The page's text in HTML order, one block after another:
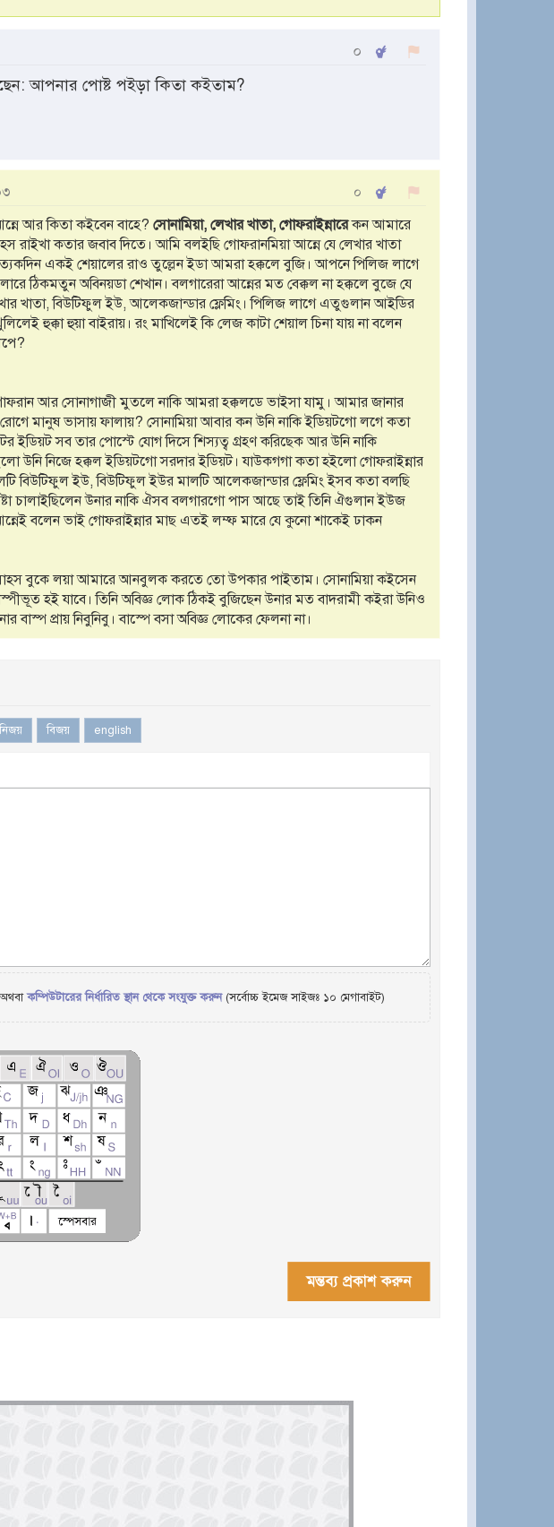
০
আপনার পোষ্ট পইড়া কিতা কইতাম?
০
আর কিতা কইবেন বাহে? সোনামিয়া, লেখার খাতা, গোফরাইন্নারেকন আমারে
রাইখা কতার জবাব দিতে। আমি বলইছি গোফরানমিয়া আন্নে যে লেখার খাতা
একই শেয়ালের রাও তুল্লেন ইডা আমরা হক্কলে বুজি। আপনে পিলিজ লাগে
ঠিকমতুন অবিনয়ডা শেখান। বলগারেরা আন্নের মত বেক্কল না হক্কলে বুজে যে
খাতা, বিউটিফুল ইউ, আলেকজান্ডার ফ্লেমিং। পিলিজ লাগে এতুগুলান আইডির
হুক্কা হুয়া বাইরায়। রং মাখিলেই কি লেজ কাটা শেয়াল চিনা যায় না বলেন
আর সোনাগাজী মুতলে নাকি আমরা হক্কলডে ভাইসা যামু। আমার জানার
রোগে মানুষ ভাসায় ফালায়? সোনামিয়া আবার কন উনি নাকি ইডিয়টগো লগে কতা
ইডিয়ট সব তার পোস্টে যোগ দিসে শিস্যত্ব গ্রহণ করিছেক আর উনি নাকি
উনি নিজে হক্কল ইডিয়টগো সরদার ইডিয়ট। যাউকগগা কতা হইলো গোফরাইন্নার
বিউটিফুল ইউ, বিউটিফুল ইউর মালটি আলেকজান্ডার ফ্লেমিং ইসব কতা বলছি
চালাইছিলেন উনার নাকি ঐসব বলগারগো পাস আছে তাই তিনি ঐগুলান ইউজ
বলেন ভাই গোফরাইন্নার মাছ এতই লম্ফ মারে যে কুনো শাকেই ঢাকন
বুকে লয়া আমারে আনবুলক করতে তো উপকার পাইতাম। সোনামিয়া কইসেন
হই যাবে। তিনি অবিজ্ঞ লোক ঠিকই বুজিছেন উনার মত বাদরামী কইরা উনিও
বাস্প প্রায় নিবুনিবু। বাস্পে বসা অবিজ্ঞ লোকের ফেলনা না।
বিজয় english
কম্পিউটারের নির্ধারিত স্থান থেকে সংযুক্ত করুন(সর্বোচ্চ ইমেজ সাইজঃ ১০ মেগাবাইট)